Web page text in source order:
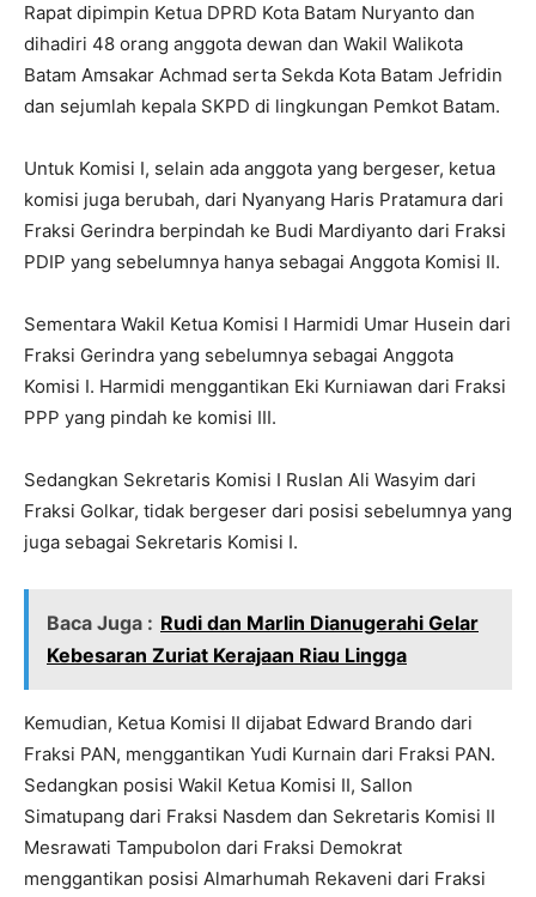
Rapat dipimpin Ketua DPRD Kota Batam Nuryanto dan
dihadiri 48 orang anggota dewan dan Wakil Walikota
Batam Amsakar Achmad serta Sekda Kota Batam Jefridin
dan sejumlah kepala SKPD di lingkungan Pemkot Batam.
Untuk Komisi I, selain ada anggota yang bergeser, ketua
komisi juga berubah, dari Nyanyang Haris Pratamura dari
Fraksi Gerindra berpindah ke Budi Mardiyanto dari Fraksi
PDIP yang sebelumnya hanya sebagai Anggota Komisi II.
Sementara Wakil Ketua Komisi I Harmidi Umar Husein dari
Fraksi Gerindra yang sebelumnya sebagai Anggota
Komisi I. Harmidi menggantikan Eki Kurniawan dari Fraksi
PPP yang pindah ke komisi III.
Sedangkan Sekretaris Komisi I Ruslan Ali Wasyim dari
Fraksi Golkar, tidak bergeser dari posisi sebelumnya yang
juga sebagai Sekretaris Komisi I.
Baca Juga : Rudi dan Marlin Dianugerahi Gelar
Kebesaran Zuriat Kerajaan Riau Lingga
Kemudian, Ketua Komisi II dijabat Edward Brando dari
Fraksi PAN, menggantikan Yudi Kurnain dari Fraksi PAN.
Sedangkan posisi Wakil Ketua Komisi II, Sallon
Simatupang dari Fraksi Nasdem dan Sekretaris Komisi II
Mesrawati Tampubolon dari Fraksi Demokrat
menggantikan posisi Almarhumah Rekaveni dari Fraksi